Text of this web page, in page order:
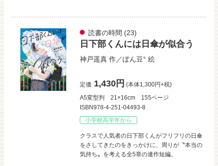
読書の時間 (23)
日下部くんには日傘が似合う
神戸遥真 作／ぽん豆° 絵
定価 1,430円 (本体1,300円+税)
A5変型判
21×16cm
155ページ
ISBN978-4-251-04493-8
小学校高学年から
クラスで人気者の日下部くんがフリフリの日傘
をさしてきたのをきっかけに、周りが〝本当の
気持ち〟を考える全5章の連作短編。